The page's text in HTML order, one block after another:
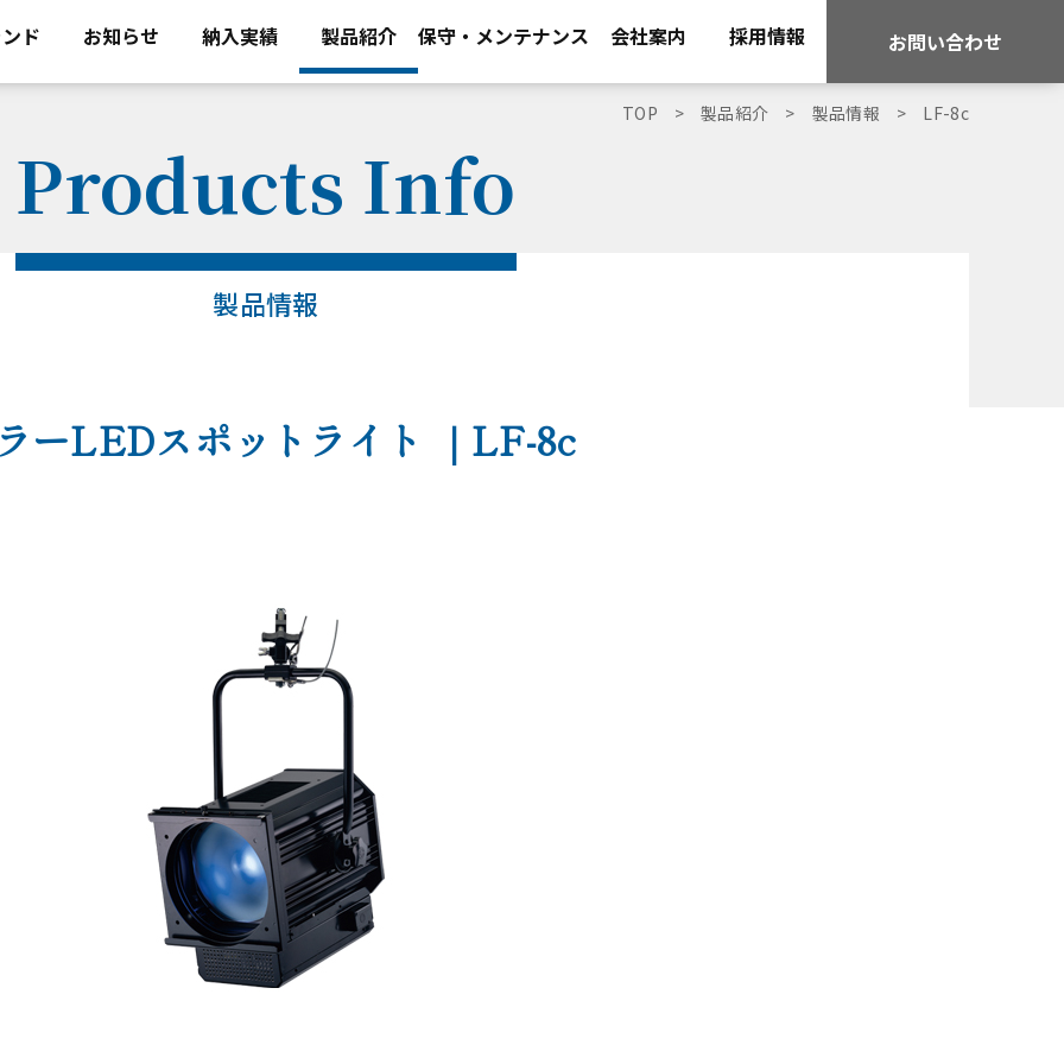
ド お知らせ 納入実績 製品紹介 保守・メンテナンス 会社案内 採用情報 お問い合わせ
TOP 製品紹介 製品情報 LF-8c
Products Info
製品情報
ーLEDスポットライト ｜LF-8c